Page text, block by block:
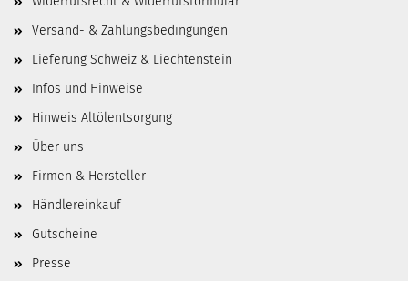
Versand- & Zahlungsbedingungen
Lieferung Schweiz & Liechtenstein
Infos und Hinweise
Hinweis Altölentsorgung
Über uns
Firmen & Hersteller
Händlereinkauf
Gutscheine
Presse